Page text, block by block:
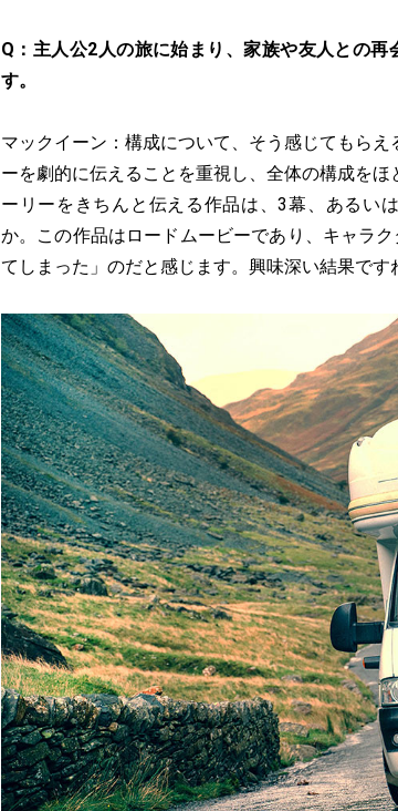
Q：主人公2人の旅に始まり、家族や友人との
す。
マックイーン：構成について、そう感じてもら
ーを劇的に伝えることを重視し、全体の構成を
ーリーをきちんと伝える作品は、3幕、あるい
か。この作品はロードムービーであり、キャラ
てしまった」のだと感じます。興味深い結果です